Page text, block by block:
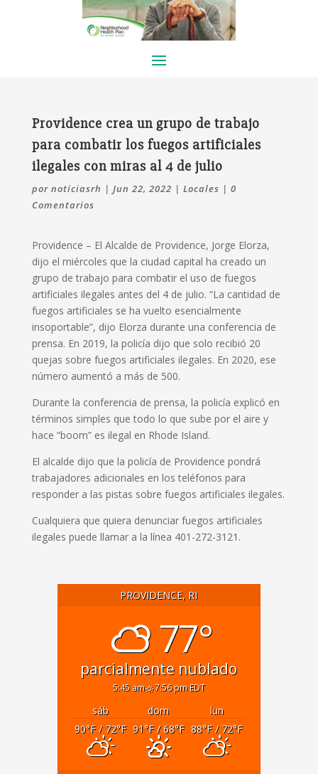
Providence crea un grupo de trabajo
para combatir los fuegos artificiales
ilegales con miras al 4 de julio
por noticiasrh | Jun 22, 2022 | Locales | 0
Comentarios
Providence – El Alcalde de Providence, Jorge Elorza,
dijo el miércoles que la ciudad capital ha creado un
grupo de trabajo para combatir el uso de fuegos
artificiales ilegales antes del 4 de julio. “La cantidad de
fuegos artificiales se ha vuelto esencialmente
insoportable”, dijo Elorza durante una conferencia de
prensa. En 2019, la policía dijo que solo recibió 20
quejas sobre fuegos artificiales ilegales. En 2020, ese
número aumentó a más de 500.
Durante la conferencia de prensa, la policía explicó en
términos simples que todo lo que sube por el aire y
hace “boom” es ilegal en Rhode Island.
El alcalde dijo que la policía de Providence pondrá
trabajadores adicionales en los teléfonos para
responder a las pistas sobre fuegos artificiales ilegales.
Cualquiera que quiera denunciar fuegos artificiales
ilegales puede llamar a la línea 401-272-3121.
PROVIDENCE, RI
77°
parcialmente nublado
5:45 am 7:56 pm EDT
sáb dom
lun
90°F/ 72°F 91°F/ 68°F 88°F/ 72°F